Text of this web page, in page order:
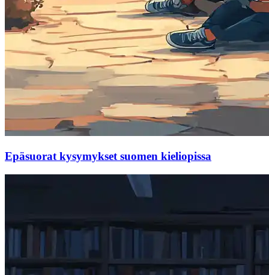
Epäsuorat kysymykset suomen kieliopissa